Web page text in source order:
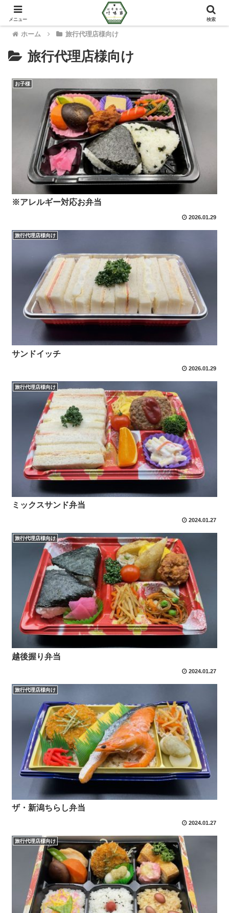
ホーム 旅行代理店様向け
旅行代理店様向け
お子様
※アレルギー対応お弁当
2026.01.29
旅行代理店様向け
サンドイッチ
2026.01.29
旅行代理店様向け
ミックスサンド弁当
2024.01.27
旅行代理店様向け
越後握り弁当
2024.01.27
旅行代理店様向け
ザ・新潟ちらし弁当
2024.01.27
旅行代理店様向け
メニュー 検索